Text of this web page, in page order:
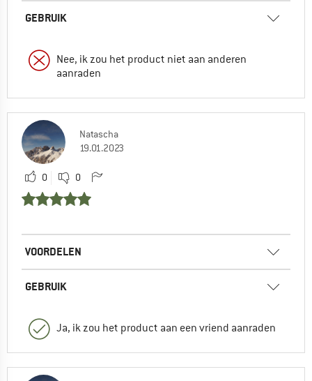
GEBRUIK
Nee, ik zou het product niet aan anderen
aanraden
Natascha
19.01.2023
0 0
VOORDELEN
GEBRUIK
Ja, ik zou het product aan een vriend aanraden